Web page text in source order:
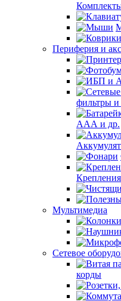
Периферия и
фильтры и
ААА и др.
Мультимедиа
Сетевое
корды